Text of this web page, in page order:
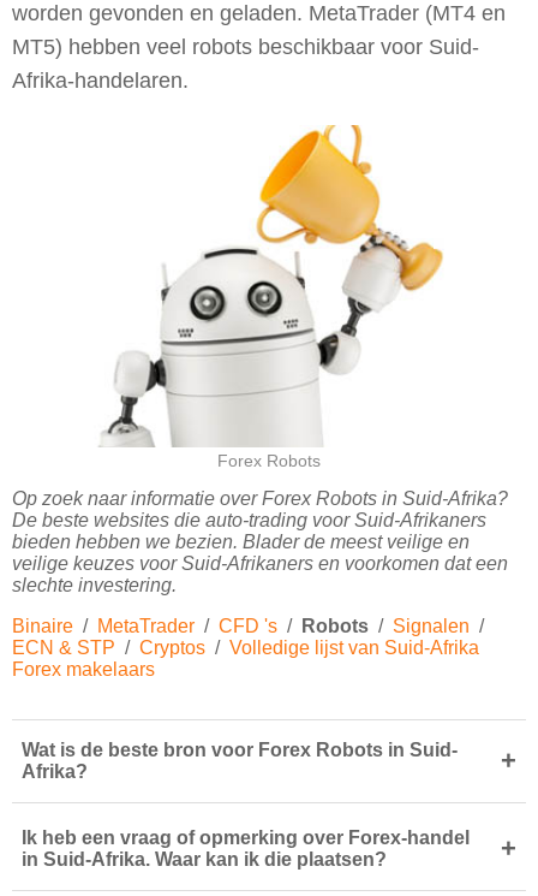
worden gevonden en geladen. MetaTrader (MT4 en
MT5) hebben veel robots beschikbaar voor Suid-
Afrika-handelaren.
Forex Robots
Op zoek naar informatie over Forex Robots in Suid-Afrika?
De beste websites die auto-trading voor Suid-Afrikaners
bieden hebben we bezien. Blader de meest veilige en
veilige keuzes voor Suid-Afrikaners en voorkomen dat een
slechte investering.
Binaire / MetaTrader / CFD 's / Robots / Signalen /
ECN & STP / Cryptos / Volledige lijst van Suid-Afrika
Forex makelaars
Wat is de beste bron voor Forex Robots in Suid-
Afrika?
+
Ik heb een vraag of opmerking over Forex-handel
in Suid-Afrika. Waar kan ik die plaatsen?
+